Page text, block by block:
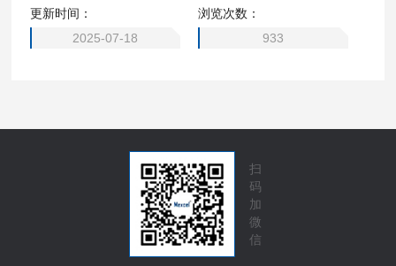
更新时间：
2025-07-18
浏览次数：
933
扫
码
加
微
信